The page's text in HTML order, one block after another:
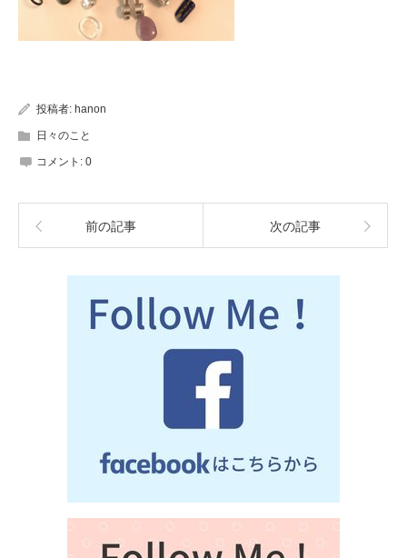
投稿者: hanon
日々のこと
コメント: 0
前の記事 次の記事